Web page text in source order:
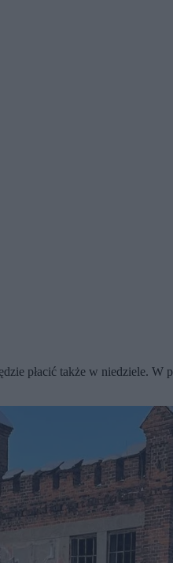
płacić także w niedziele.